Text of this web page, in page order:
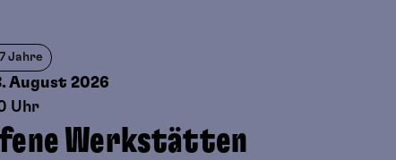
Jahre
August2026
Uhr
Werkstätten